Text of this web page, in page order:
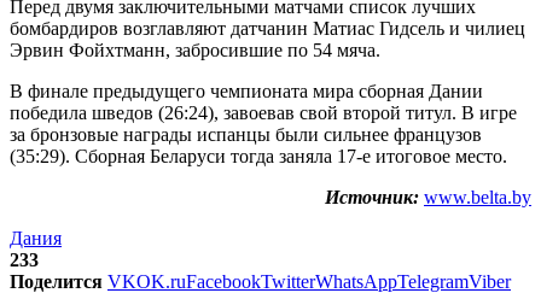
Перед двумя заключительными матчами список лучших
бомбардиров возглавляют датчанин Матиас Гидсель и чилиец
Эрвин Фойхтманн, забросившие по 54 мяча.
В финале предыдущего чемпионата мира сборная Дании
победила шведов (26:24), завоевав свой второй титул. В игре
за бронзовые награды испанцы были сильнее французов
(35:29). Сборная Беларуси тогда заняла 17-е итоговое место.
Источник: www.belta.by
Дания
233
Поделится VKOK.ruFacebookTwitterWhatsAppTelegramViber